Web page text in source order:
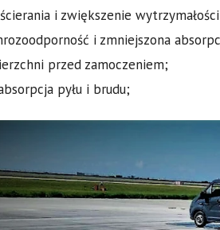
i zwiększenie
i zmniejszona
przed zamoczeniem;
pyłu i brudu;